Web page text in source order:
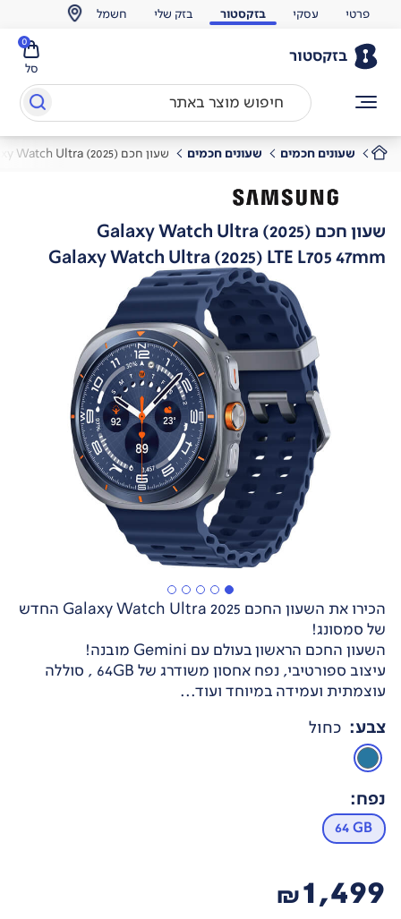
פרטי עסקי בזקסטור בזק שלי חשמל
בזקסטור
סל
0
שעונים חכמים שעונים חכמים שעון חכם Galaxy Watch Ultra (2025)
שעון חכם Galaxy Watch Ultra (2025)
Galaxy Watch Ultra (2025) LTE L705 47mm
הכירו את השעון החכם Galaxy Watch Ultra 2025 החדש
של סמסונג!
השעון החכם הראשון בעולם עם Gemini מובנה!
עיצוב ספורטיבי, נפח אחסון משודרג של 64GB , סוללה
עוצמתית ועמידה במיוחד ועוד...
צבע: כחול
נפח:
64 GB
1,499
₪